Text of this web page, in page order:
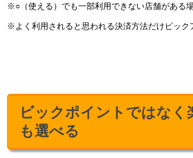
※○（使える）でも一部利用できない店舗がある場
※よく利用されると思われる決済方法だけピック
ビックポイントではなく
も選べる